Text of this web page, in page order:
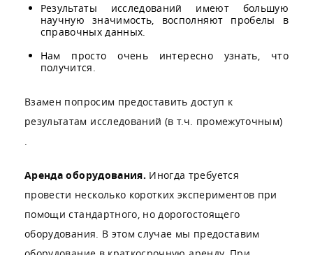
Результаты исследований имеют большую
научную значимость, восполняют пробелы в
справочных данных.
Нам просто очень интересно узнать, что
получится.
Взамен попросим предоставить доступ к
результатам исследований (в т.ч. промежуточным)
Аренда оборудования. Иногда требуется
провести несколько коротких экспериментов при
помощи стандартного, но дорогостоящего
оборудования. В этом случае мы предоставим